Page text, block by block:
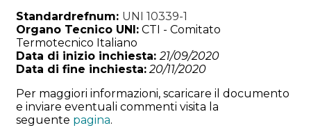
Standardrefnum: UNI 10339-1
Organo Tecnico UNI: CTI - Comitato
Termotecnico Italiano
Data di inizio inchiesta: 21/09/2020
Data di fine inchiesta: 20/11/2020
Per maggiori informazioni, scaricare il documento
e inviare eventuali commenti visita la
seguente pagina.